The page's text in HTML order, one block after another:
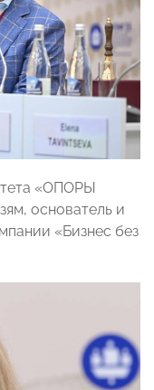
«ОПОРЫ
основатель и
«Бизнес без